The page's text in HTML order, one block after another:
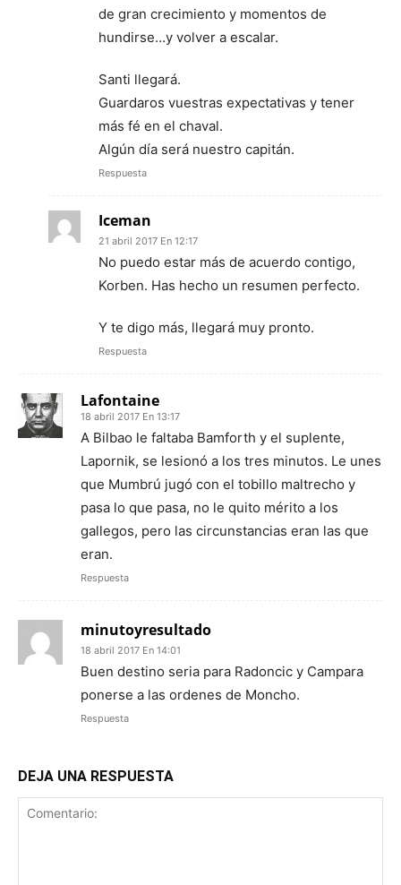
de gran crecimiento y momentos de
hundirse…y volver a escalar.
Santi llegará.
Guardaros vuestras expectativas y tener
más fé en el chaval.
Algún día será nuestro capitán.
Respuesta
Iceman
21 abril 2017 En 12:17
No puedo estar más de acuerdo contigo,
Korben. Has hecho un resumen perfecto.
Y te digo más, llegará muy pronto.
Respuesta
Lafontaine
18 abril 2017 En 13:17
A Bilbao le faltaba Bamforth y el suplente,
Lapornik, se lesionó a los tres minutos. Le unes
que Mumbrú jugó con el tobillo maltrecho y
pasa lo que pasa, no le quito mérito a los
gallegos, pero las circunstancias eran las que
eran.
Respuesta
minutoyresultado
18 abril 2017 En 14:01
Buen destino seria para Radoncic y Campara
ponerse a las ordenes de Moncho.
Respuesta
DEJA UNA RESPUESTA